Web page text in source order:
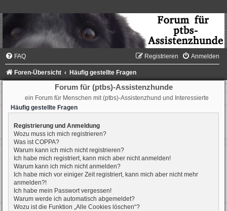
FAQ Anmelden
Registrieren
Foren-Übersicht Häufig gestellte Fragen
Forum für (ptbs)-Assistenzhunde
ein Forum für Menschen mit (ptbs)-Assistenzhund und Interessierte
Häufig gestellte Fragen
Registrierung und Anmeldung
Wozu muss ich mich registrieren?
Was ist COPPA?
Warum kann ich mich nicht registrieren?
Ich habe mich registriert, kann mich aber nicht anmelden!
Warum kann ich mich nicht anmelden?
Ich habe mich vor einiger Zeit registriert, kann mich aber nicht mehr
anmelden?!
Ich habe mein Passwort vergessen!
Warum werde ich automatisch abgemeldet?
Wozu ist die Funktion „Alle Cookies löschen“?